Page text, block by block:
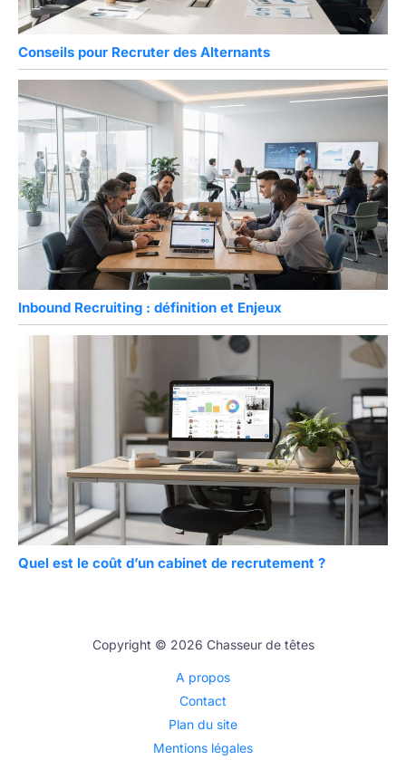
Conseils pour Recruter des Alternants
Inbound Recruiting : définition et Enjeux
Quel est le coût d’un cabinet de recrutement ?
Copyright © 2026 Chasseur de têtes
A propos
Contact
Plan du site
Mentions légales